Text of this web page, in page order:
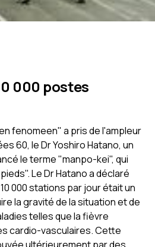
000 postes
fenomeen" a pris de l'ampleur
60, le Dr Yoshiro Hatano, un
le terme "manpo-kei", qui
Le Dr Hatano a déclaré
000 stations par jour était un
la gravité de la situation et de
telles que la fièvre
cardio-vasculaires. Cette